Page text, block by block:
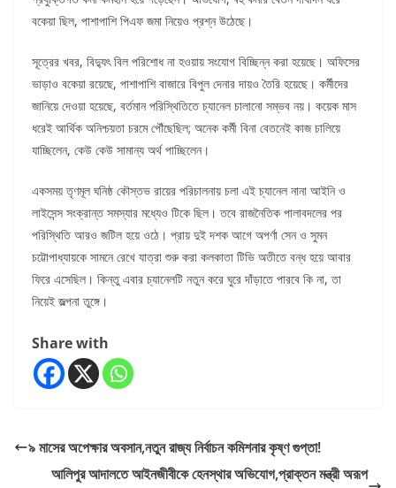
বকেয়া ছিল, পাশাপাশি পিএফ জমা নিয়েও প্রশ্ন উঠেছে।
সূত্রের খবর, বিদ্যুৎ বিল পরিশোধ না হওয়ায় সংযোগ বিচ্ছিন্ন করা হয়েছে। অফিসের
ভাড়াও বকেয়া রয়েছে, পাশাপাশি বাজারে বিপুল দেনার দায়ও তৈরি হয়েছে। কর্মীদের
জানিয়ে দেওয়া হয়েছে, বর্তমান পরিস্থিতিতে চ্যানেল চালানো সম্ভব নয়। কয়েক মাস
ধরেই আর্থিক অনিশ্চয়তা চরমে পৌঁছেছিল; অনেক কর্মী বিনা বেতনেই কাজ চালিয়ে
যাচ্ছিলেন, কেউ কেউ সামান্য অর্থ পাচ্ছিলেন।
একসময় তৃণমূল ঘনিষ্ঠ কৌস্তভ রায়ের পরিচালনায় চলা এই চ্যানেল নানা আইনি ও
লাইসেন্স সংক্রান্ত সমস্যার মধ্যেও টিকে ছিল। তবে রাজনৈতিক পালাবদলের পর
পরিস্থিতি আরও জটিল হয়ে ওঠে। প্রায় দুই দশক আগে অপর্ণা সেন ও সুমন
চট্টোপাধ্যায়কে সামনে রেখে যাত্রা শুরু করা কলকাতা টিভি অতীতে বন্ধ হয়ে আবার
ফিরে এসেছিল। কিন্তু এবার চ্যানেলটি নতুন করে ঘুরে দাঁড়াতে পারবে কি না, তা
নিয়েই জল্পনা তুঙ্গে।
Share with
৯ মাসের অপেক্ষার অবসান,নতুন রাজ্য নির্বাচন কমিশনার কৃষ্ণ গুপ্তা!
আলিপুর আদালতে আইনজীবীকে হেনস্থার অভিযোগ,প্রাক্তন মন্ত্রী অরূপ